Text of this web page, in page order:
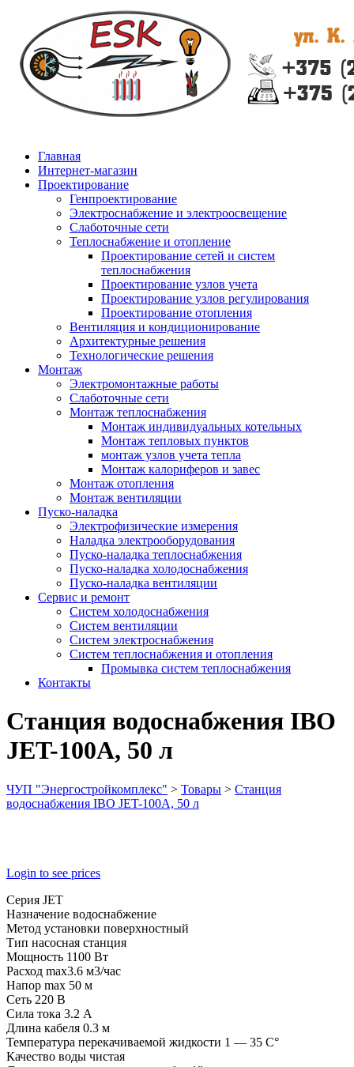
Главная
Интернет-магазин
Проектирование
Генпроектирование
Электроснабжение и электроосвещение
Слаботочные сети
Теплоснабжение и отопление
Проектирование сетей и систем
теплоснабжения
Проектирование узлов учета
Проектирование узлов регулирования
Проектирование отопления
Вентиляция и кондиционирование
Архитектурные решения
Технологические решения
Монтаж
Электромонтажные работы
Слаботочные сети
Монтаж теплоснабжения
Монтаж индивидуальных котельных
Монтаж тепловых пунктов
монтаж узлов учета тепла
Монтаж калориферов и завес
Монтаж отопления
Монтаж вентиляции
Пуско-наладка
Электрофизические измерения
Наладка электрооборудования
Пуско-наладка теплоснабжения
Пуско-наладка холодоснабжения
Пуско-наладка вентиляции
Сервис и ремонт
Систем холодоснабжения
Систем вентиляции
Систем электроснабжения
Систем теплоснабжения и отопления
Промывка систем теплоснабжения
Контакты
Станция водоснабжения IBO
JET-100A, 50 л
ЧУП "Энергостройкомплекс" > Товары > Станция
водоснабжения IBO JET-100A, 50 л
Login to see prices
Серия JET
Назначение водоснабжение
Метод установки поверхностный
Тип насосная станция
Мощность 1100 Вт
Расход max3.6 м3/час
Напор max 50 м
Сеть 220 В
Сила тока 3.2 А
Длина кабеля 0.3 м
Температура перекачиваемой жидкости 1 — 35 C°
Качество воды чистая